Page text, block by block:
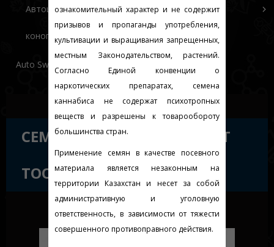
ознакомительный характер и не содержит
призывов и пропаганды употребления,
культивации и выращивания запрещенных,
местным Законодательством, растений.
Согласно Единой конвенции о
наркотических препаратах, семена
каннабиса не содержат психотропных
веществ и разрешены к товарообороту
большинства стран.
Применение семян в качестве посевного
материала является незаконным на
территории Казахстан и несет за собой
административную и уголовную
ответственность, в зависимости от тяжести
совершенного противоправного действия.
Автоцветущие феминизированные семена
конопли
Auto Sweet Tooth Feminised Gold
СЕМЕНА СОРТА AUTO SWEET
TOOTH FEMINISED GOLD